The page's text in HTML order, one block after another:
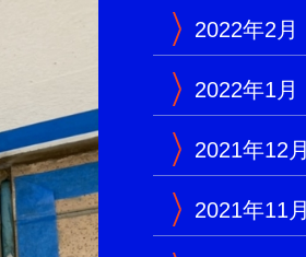
2022年2月
2022年1月
2021年12月
2021年11月